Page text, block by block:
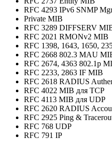
RFC 4293 IPv6 SNMP
Private MIB
RFC 3289 DIFFSERV
RFC 2021 RMONv2 MIB
RFC 1398, 1643, 1650,
RFC 2668 802.3 MAU
RFC 2674, 4363 802.1p
RFC 2233, 2863 IF MIB
RFC 2618 RADIUS
RFC 4022 MIB для TCP
RFC 4113 MIB для UDP
RFC 2620 RADIUS
RFC 2925 Ping &
RFC 768 UDP
RFC 791 IP